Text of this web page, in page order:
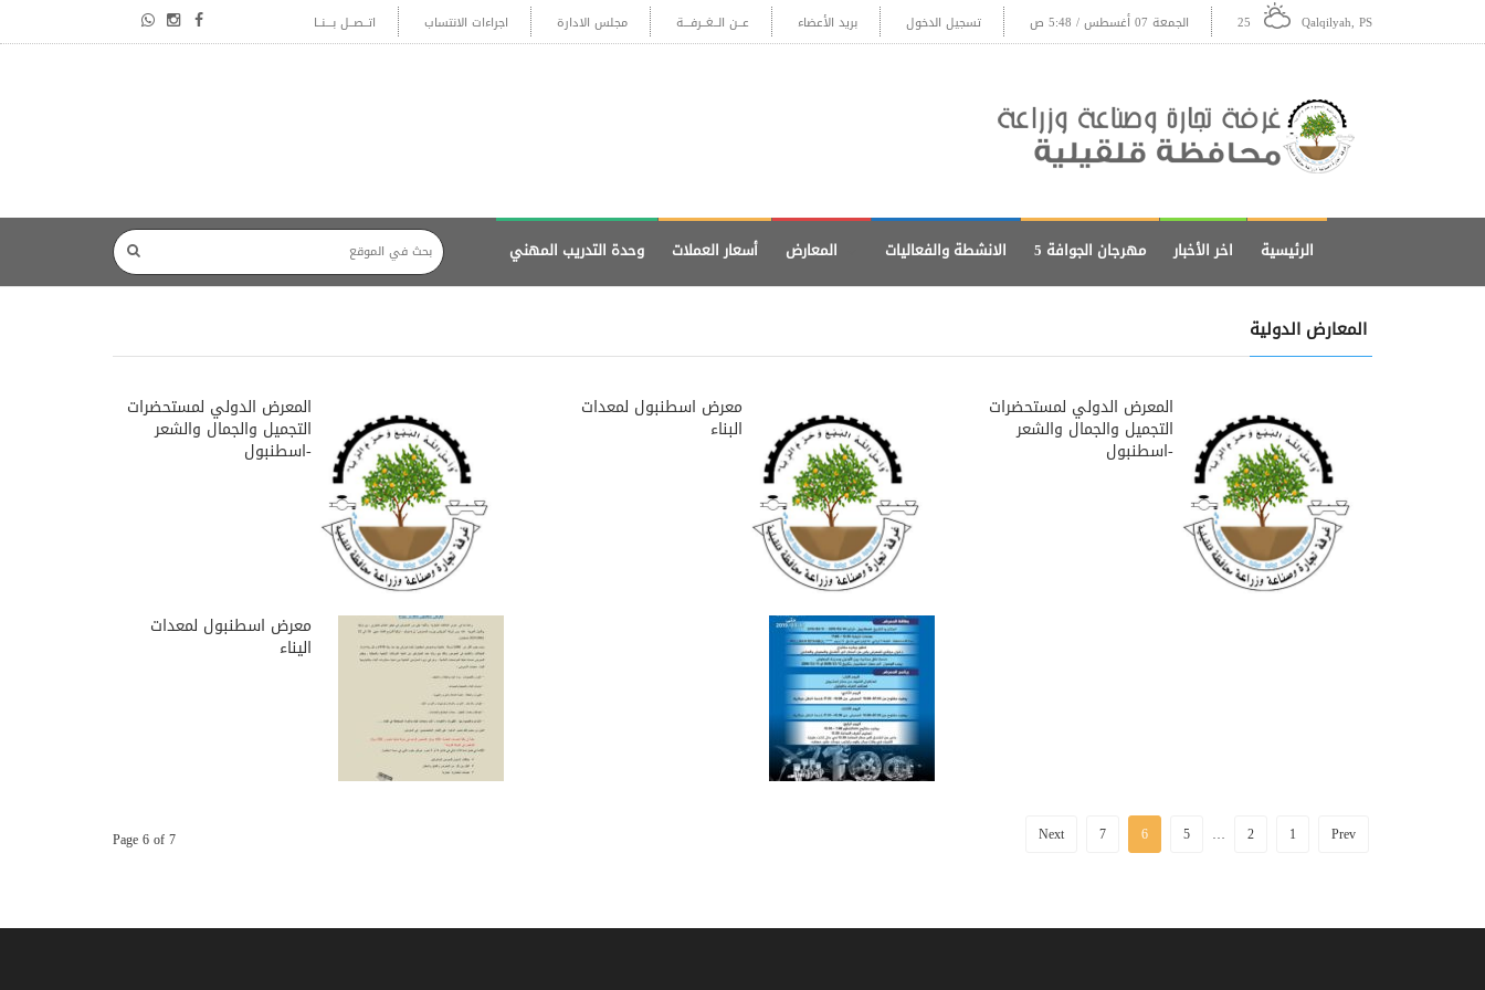
Qalqilyah, PS
25 الجمعة 07 أغسطس / 5:48 ص تسجيل الدخول بريد الأعضاء عــن الــغــرفـــة مجلس الادارة اجراءات الانتساب اتــصــل بـــنــا
الرئيسية اخر الأخبار مهرجان الجوافة 5 الانشطة والفعاليات المعارض أسعار العملات وحدة التدريب المهني
المعارض الدولية
المعرض الدولي لمستحضرات
التجميل والجمال والشعر
-اسطنبول
معرض اسطنبول لمعدات
البناء
المعرض الدولي لمستحضرات
التجميل والجمال والشعر
-اسطنبول
معرض اسطنبول لمعدات
اليناء
Prev
1
2
…
5
6
7
Next
Page 6 of 7